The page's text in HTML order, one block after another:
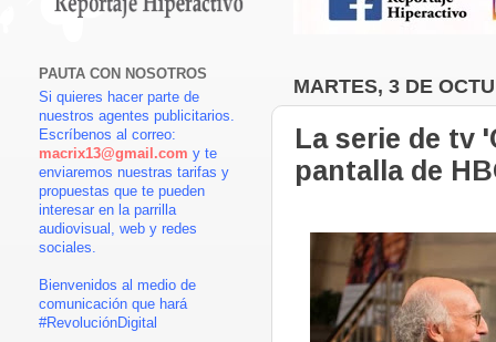
MARTES, 3 DE
La serie de tv
pantalla de
PAUTA CON NOSOTROS
Si quieres hacer parte de
nuestros agentes publicitarios.
Escríbenos al correo:
macrix13@gmail.com y te
enviaremos nuestras tarifas y
propuestas que te pueden
interesar en la parrilla
audiovisual, web y redes
sociales.
Bienvenidos al medio de
comunicación que hará
#RevoluciónDigital